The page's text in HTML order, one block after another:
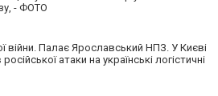
- ФОТО
війни. Палає Ярославський НПЗ. У Києві
атаки на українські логістичні